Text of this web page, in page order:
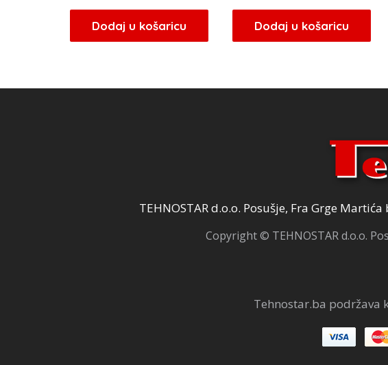
bila
je:
96,00 KM.
Dodaj u košaricu
bila
je:
96,00
Dodaj u košaricu
TEHNOSTAR d.o.o. Posušje, Fra Grge
Copyright © TEHNOSTAR d.o.o.
Tehnostar.ba podržava